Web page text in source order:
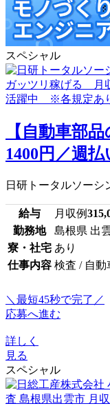
スペシャル
【自動車部
1400円／週
日研トータルソーシ
給与 月収例
勤務地
島根県 出
寮・社宅 あり
仕事内容 検査 / 自動
＼最短45秒で完了／
応募へ進む
詳しく
見る
スペシャル